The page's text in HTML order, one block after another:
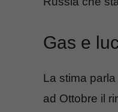
Gas e
La stima
ad Ottobre il